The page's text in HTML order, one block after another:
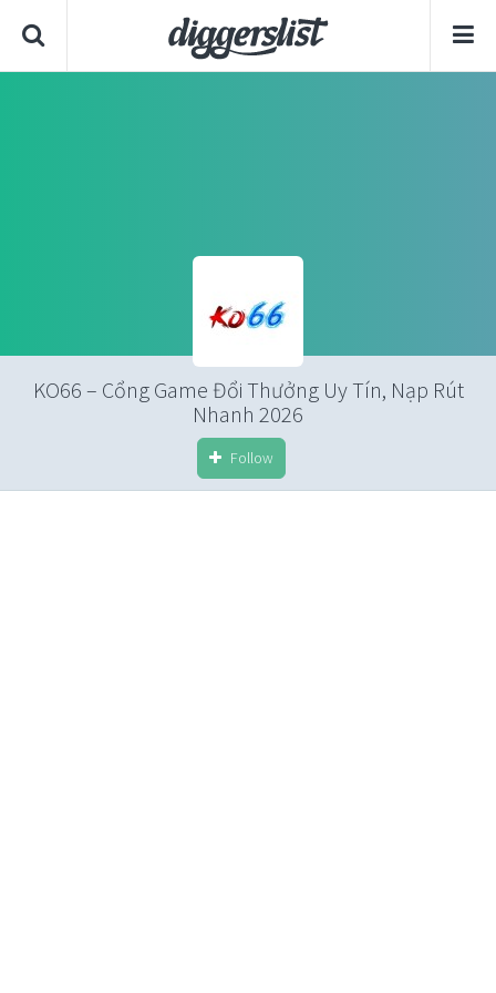
KO66 – Cổng Game Đổi Thưởng Uy Tín, Nạp Rút
Nhanh 2026
Follow